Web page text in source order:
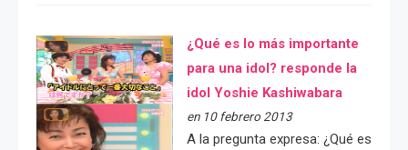
¿Qué es lo más importante
para una idol? responde la
idol Yoshie Kashiwabara
en 10 febrero 2013
A la pregunta expresa: ¿Qué es